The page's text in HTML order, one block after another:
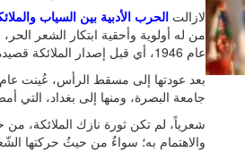
لازالت الحرب الأدبية بين السياب
من له أولوية وأحقية ابتكار الشعر
عام 1946، أي قبل إصدار الملائكة قصيدة
جامعة البصرة، ومنها إلى بغداد، التي
شعرياً، لم تكن ثورة نازك الملائكة،
والاهتمام به؛ سواءٌ من حيثُ حركتها